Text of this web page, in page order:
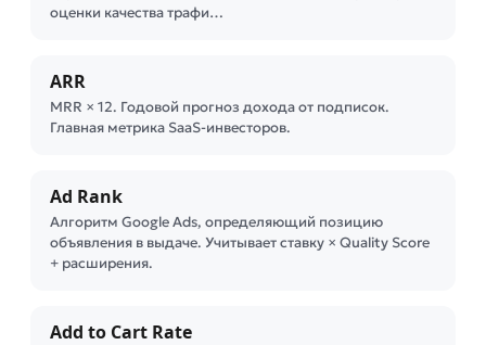
оценки качества трафи…
ARR
MRR × 12. Годовой прогноз дохода от подписок.
Главная метрика SaaS-инвесторов.
Ad Rank
Алгоритм Google Ads, определяющий позицию
объявления в выдаче. Учитывает ставку × Quality Score
+ расширения.
Add to Cart Rate